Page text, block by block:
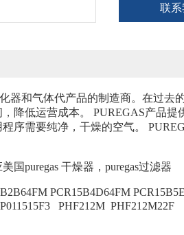
联系
器和气体代产品的制造商。在过去
降低运营成本。 PUREGAS产品
序需要纯净，干燥的空气。
国puregas 干燥器 ， puregas过滤器
PCR15B4D64FM
P011515F3 PHF212M PHF212M22F